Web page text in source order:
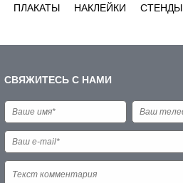
ПЛАКАТЫ НАКЛЕЙКИ СТЕНДЫ
СВЯЖИТЕСЬ С НАМИ